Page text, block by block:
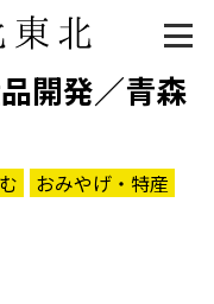
開発／青森
おみやげ・特産